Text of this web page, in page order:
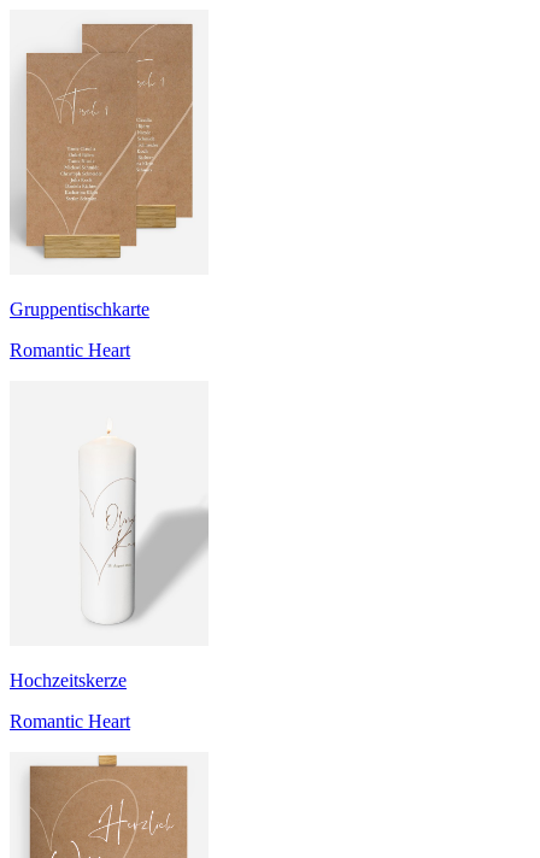
Gruppentischkarte
Romantic Heart
Hochzeitskerze
Romantic Heart